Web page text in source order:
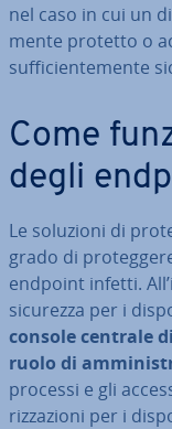
nel caso in cui un
men­te protetto o
suf­fi­cien­te­men­te
Come
degli
Le soluzioni di
grado di
endpoint infetti.
sicurezza per i
console centrale
ruolo di
processi e gli
riz­za­zio­ni per i